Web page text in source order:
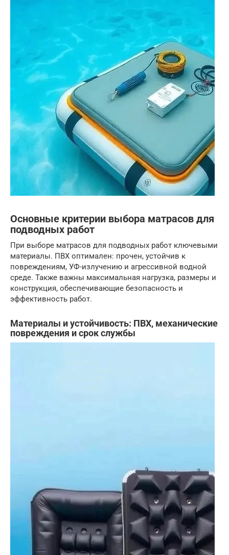
Основные критерии выбора матрасов для
подводных работ
При выборе матрасов для подводных работ ключевыми
материалы. ПВХ оптимален: прочен, устойчив к
повреждениям, УФ-излучению и агрессивной водной
среде. Также важны максимальная нагрузка, размеры и
конструкция, обеспечивающие безопасность и
эффективность работ.
Материалы и устойчивость: ПВХ, механические
повреждения и срок службы